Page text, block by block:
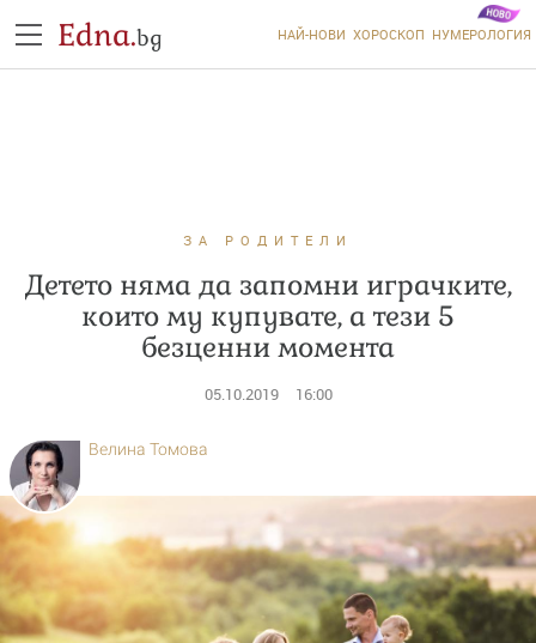
Edna.bg НАЙ-НОВИ ХОРОСКОП НУМЕРОЛОГИЯ
ЗА РОДИТЕЛИ
Детето няма да запомни играчките,
които му купувате, а тези 5
безценни момента
05.10.2019 16:00
Велина Томова